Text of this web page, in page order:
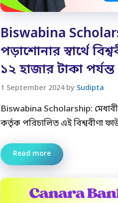
Biswabina
পড়াশোনার স্বার্থে
১২ হাজার টাকা পর্যন্ত
1 September 2024 by Sudipta
Biswabina Scholarship: মেধাবী
কর্তৃক পরিচালিত এই বিশ্ববীণা
Read more